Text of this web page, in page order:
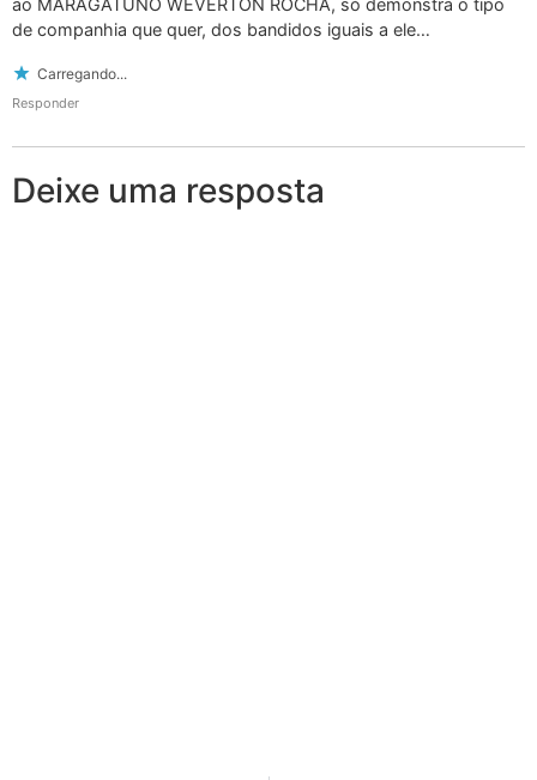
ao MARAGATUNO WEVERTON ROCHA, só demonstra o tipo
de companhia que quer, dos bandidos iguais a ele…
Carregando...
Responder
Deixe uma resposta